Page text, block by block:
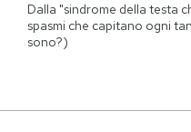
Dalla "sindrome della testa
spasmi che capitano ogni
sono?)